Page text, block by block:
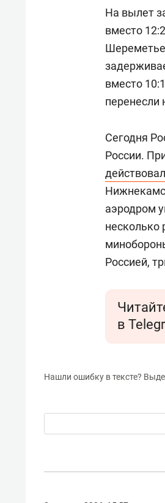
На вылет
вместо
вместо
перенесли
Сегодня
России.
действовал
аэродром
несколько
Россией,
в
Нашли ошибку в тексте?